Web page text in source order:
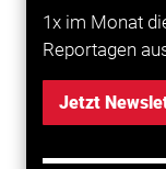
1x im Monat
Reportagen
Jetzt
Installationen in
Vermerk des